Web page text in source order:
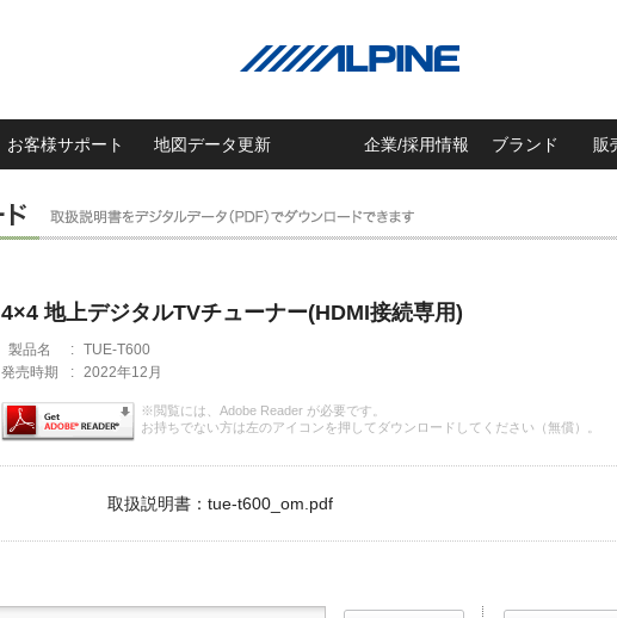
お客様サポート 地図データ更新 企業/採用情報 ブランド 販
4×4 地上デジタルTVチューナー(HDMI接続専用)
製品名 : TUE-T600
発売時期
: 2022年12月
※閲覧には、Adobe Reader が必要です。
お持ちでない方は左のアイコンを押してダウンロードしてください（無償）。
取扱説明書：tue-t600_om.pdf